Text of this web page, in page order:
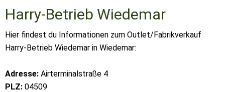
Harry-Betrieb Wiedemar
Hier findest du Informationen zum Outlet/Fabrikverkauf
Harry-Betrieb Wiedemar in Wiedemar:
Adresse: Airterminalstraße 4
PLZ: 04509